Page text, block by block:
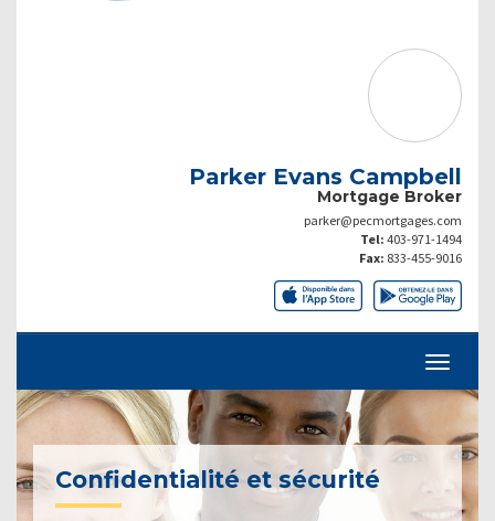
Parker Evans Campbell
Mortgage Broker
parker@pecmortgages.com
Tel: 403-971-1494
Fax: 833-455-9016
Confidentialité et sécurité